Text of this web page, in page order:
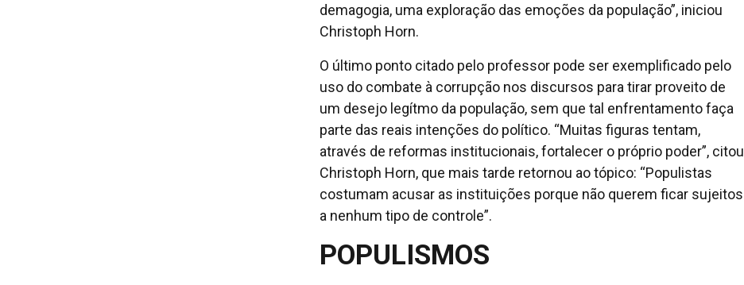
demagogia, uma exploração das emoções da população”, iniciou
Christoph Horn.
O último ponto citado pelo professor pode ser exemplificado pelo
uso do combate à corrupção nos discursos para tirar proveito de
um desejo legítmo da população, sem que tal enfrentamento faça
parte das reais intenções do político. “Muitas figuras tentam,
através de reformas institucionais, fortalecer o próprio poder”, citou
Christoph Horn, que mais tarde retornou ao tópico: “Populistas
costumam acusar as instituições porque não querem ficar sujeitos
a nenhum tipo de controle”.
POPULISMOS